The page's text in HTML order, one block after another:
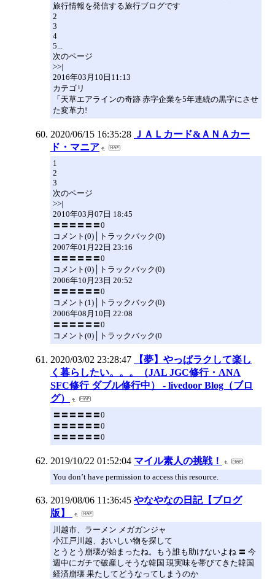
旅行情報を発信する旅行ブログです
2
3
4
5...
次のページ
>>|
2016年03月10日11:13
カテゴリ
「天草エアラインの奇跡 赤字企業を5年連続の黒字にさせ
た変革力!
2020/06/15 16:35:28 ＪＡＬカード&ＡＮＡカー
ド・マニア
1
2
3
次のページ
>>|
2010年03月07日 18:45
〓〓〓〓〓〓0
コメント(0)│トラックバック(0)
2007年01月22日 23:16
〓〓〓〓〓〓0
コメント(0)│トラックバック(0)
2006年10月23日 20:52
〓〓〓〓〓〓0
コメント(1)│トラックバック(0)
2006年08月10日 22:08
〓〓〓〓〓〓0
コメント(0)│トラックバック(0
2020/03/02 23:28:47
【夢】やっぱラクして楽し
く暮らしたい。。。（JAL JGC修行・ANA
SFC修行 ダブル修行中） - livedoor Blog（ブロ
グ）
〓〓〓〓〓〓0
〓〓〓〓〓〓0
〓〓〓〓〓〓0
2019/10/22 01:52:04 マイル素人の挑戦！
You don’t have permission to access this resource.
2019/08/06 11:36:45 やなやなの日記【ブログ
版】
川越市、ラーメン メガガンジャ
小江戸川越、おいしい物を探して
とうとう崩壊が始まったね。もう誰も助けないよね 〓 今
週中にガチで破産しそうな韓国 現実味を帯びてきた韓国
経済崩壊 果たしてどうなってしまうのか